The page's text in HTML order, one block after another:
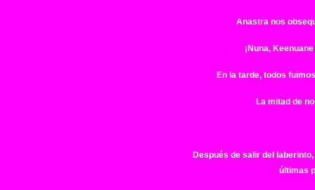
Anastra nos
¡Nuna,
En la tarde, todos
La mitad de
Después de salir del
últimas